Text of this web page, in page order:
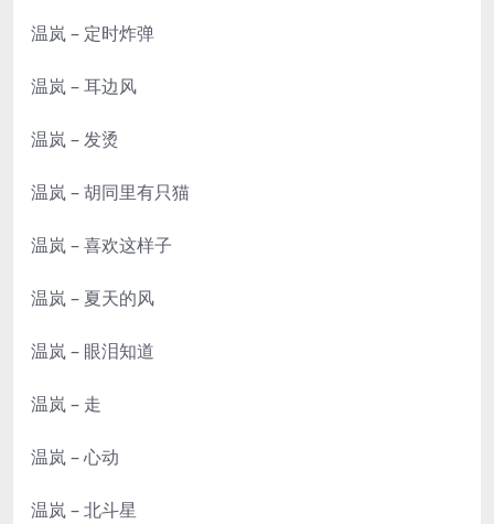
温岚 – 定时炸弹
温岚 – 耳边风
温岚 – 发烫
温岚 – 胡同里有只猫
温岚 – 喜欢这样子
温岚 – 夏天的风
温岚 – 眼泪知道
温岚 – 走
温岚 – 心动
温岚 – 北斗星